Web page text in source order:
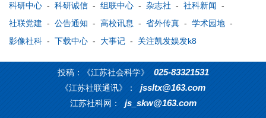
科研中心 - 科研诚信 - 组联中心 - 杂志社 - 社科新闻 -
社联党建 - 公告通知 - 高校讯息 - 省外传真 - 学术园地 -
影像社科 - 下载中心 - 大事记 - 关注凯发娱发k8
投稿：《江苏社会科学》 025-83321531
《江苏社联通讯》： jssltx@163.com
江苏社科网： js_skw@163.com